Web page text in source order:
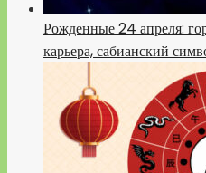
Рожденные 24 апреля:
карьера, сабианский